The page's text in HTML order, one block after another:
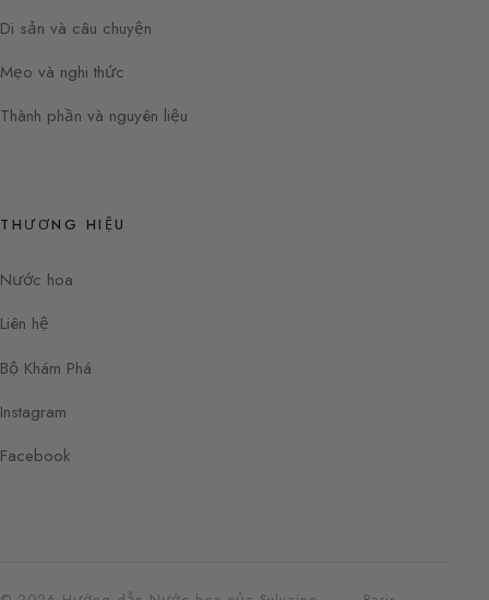
Di sản và câu chuyện
Mẹo và nghi thức
Thành phần và nguyên liệu
THƯƠNG HIỆU
Nước hoa
Liên hệ
Bộ Khám Phá
Instagram
Facebook